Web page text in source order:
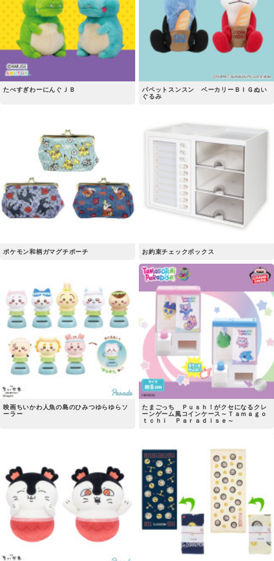
たべすぎわーにんぐＪＢ
パペットスンスン ベーカリーＢＩＧぬい
ぐるみ
ポケモン和柄ガマグチポーチ お約束チェックボックス
映画ちいかわ人魚の島のひみつゆらゆらソ
ーラー
たまごっち Ｐｕｓｈ！がクセになるクレ
ーンゲーム風コインケース～Ｔａｍａｇｏ
ｔｃｈｉ Ｐａｒａｄｉｓｅ～